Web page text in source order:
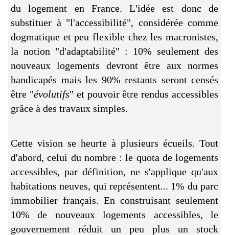
du logement en France. L'idée est donc de
substituer à "l'accessibilité", considérée comme
dogmatique et peu flexible chez les macronistes,
la notion "d'adaptabilité" : 10% seulement des
nouveaux logements devront être aux normes
handicapés mais les 90% restants seront censés
être "évolutifs" et pouvoir être rendus accessibles
grâce à des travaux simples.
Cette vision se heurte à plusieurs écueils. Tout
d'abord, celui du nombre : le quota de logements
accessibles, par définition, ne s'applique qu'aux
habitations neuves, qui représentent... 1% du parc
immobilier français. En construisant seulement
10% de nouveaux logements accessibles, le
gouvernement réduit un peu plus un stock